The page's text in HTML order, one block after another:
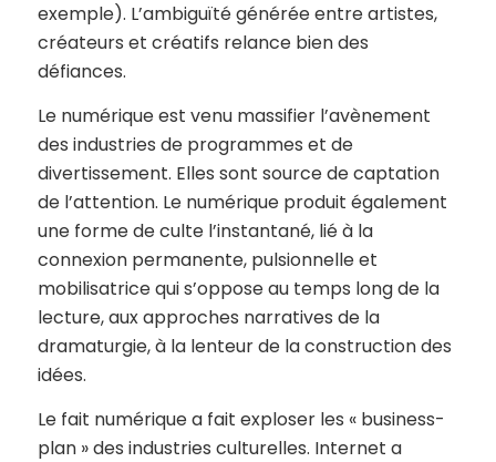
exemple). L’ambiguïté générée entre artistes,
créateurs et créatifs relance bien des
défiances.
Le numérique est venu massifier l’avènement
des industries de programmes et de
divertissement. Elles sont source de captation
de l’attention. Le numérique produit également
une forme de culte l’instantané, lié à la
connexion permanente, pulsionnelle et
mobilisatrice qui s’oppose au temps long de la
lecture, aux approches narratives de la
dramaturgie, à la lenteur de la construction des
idées.
Le fait numérique a fait exploser les « business-
plan » des industries culturelles. Internet a